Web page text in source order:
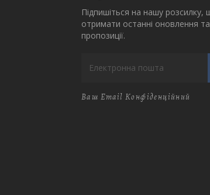
Підпишіться на нашу розсилку,
отримати останні оновлення та
пропозиції.
Ваш Email Конфіденційний